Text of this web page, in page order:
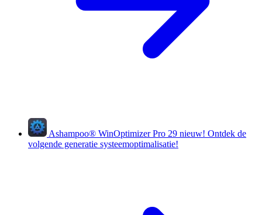
Ashampoo® WinOptimizer Pro 29 nieuw! Ontdek de
volgende generatie systeemoptimalisatie!